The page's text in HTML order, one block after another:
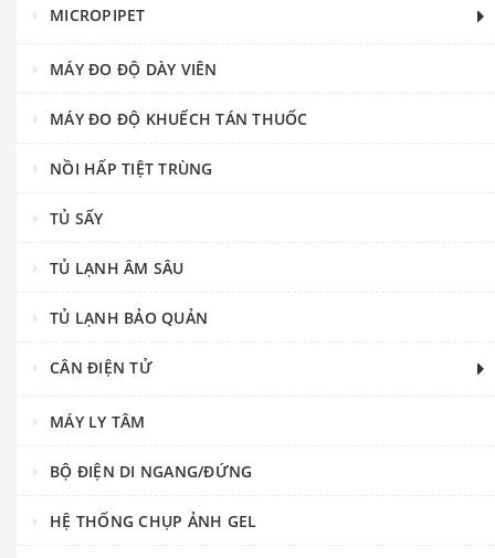
MICROPIPET
MÁY ĐO ĐỘ DÀY VIÊN
MÁY ĐO ĐỘ KHUẾCH TÁN THUỐC
NỒI HẤP TIỆT TRÙNG
TỦ SẤY
TỦ LẠNH ÂM SÂU
TỦ LẠNH BẢO QUẢN
CÂN ĐIỆN TỬ
MÁY LY TÂM
BỘ ĐIỆN DI NGANG/ĐỨNG
HỆ THỐNG CHỤP ẢNH GEL